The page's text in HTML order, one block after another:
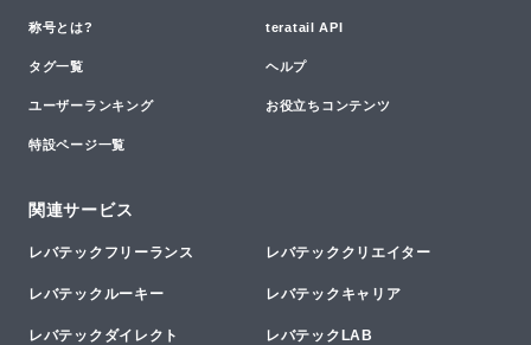
称号とは? teratail API
タグ一覧 ヘルプ
ユーザーランキング お役立ちコンテンツ
特設ページ一覧
関連サービス
レバテックフリーランス レバテッククリエイター
レバテックルーキー レバテックキャリア
レバテックダイレクト レバテックLAB